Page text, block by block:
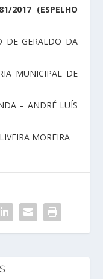
(ESPELHO
DE GERALDO DA
MUNICIPAL DE
– ANDRÉ LUÍS
MOREIRA